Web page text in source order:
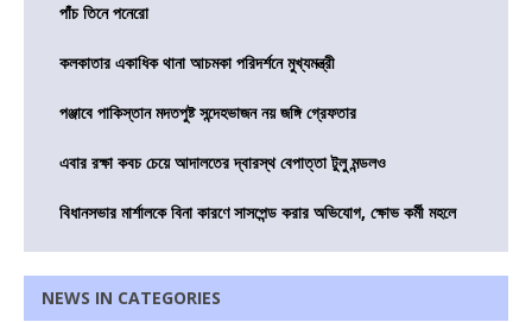
পাঁচ তিনে পনেরো
কলকাতার একাধিক থানা আচমকা পরিদর্শনে মুখ্যমন্ত্রী
পঞ্জাবে পাকিস্তান মদতপুষ্ট সন্দেহভাজন নয় জঙ্গি গ্রেফতার
এবার রক্ষা কবচ চেয়ে আদালতের দ্বারস্থ বেপাত্তা টুলু মন্ডলও
বিধানসভার মার্শালকে বিনা কারণে সাসপেন্ড করার অভিযোগ, ক্ষোভ কর্মী মহলে
NEWS IN CATEGORIES